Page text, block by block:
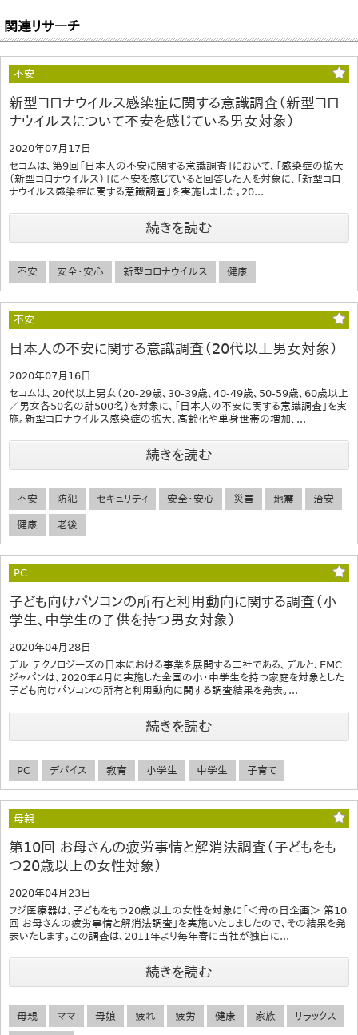
関連リサーチ
不安
新型コロナウイルス感染症に関する意識調査（新型コロ
ナウイルスについて不安を感じている男女対象）
2020年07月17日
セコムは、第9回「日本人の不安に関する意識調査」において、「感染症の拡大
（新型コロナウイルス）」に不安を感じていると回答した人を対象に、「新型コロ
ナウイルス感染症に関する意識調査」を実施しました。20...
続きを読む
不安 安全・安心 新型コロナウイルス 健康
不安
日本人の不安に関する意識調査（20代以上男女対象）
2020年07月16日
セコムは、20代以上男女（20-29歳、30-39歳、40-49歳、50-59歳、60歳以上
／男女各50名の計500名）を対象に、「日本人の不安に関する意識調査」を実
施。新型コロナウイルス感染症の拡大、高齢化や単身世帯の増加、...
続きを読む
不安 防犯 セキュリティ 安全・安心 災害 地震 治安
健康 老後
PC
子ども向けパソコンの所有と利用動向に関する調査（小
学生、中学生の子供を持つ男女対象）
2020年04月28日
デル テクノロジーズの日本における事業を展開する二社である、デルと、EMC
ジャパンは、2020年4月に実施した全国の小・中学生を持つ家庭を対象とした
子ども向けパソコンの所有と利用動向に関する調査結果を発表。...
続きを読む
PC デバイス 教育 小学生 中学生 子育て
母親
第10回 お母さんの疲労事情と解消法調査（子どもをも
つ20歳以上の女性対象）
2020年04月23日
フジ医療器は、子どもをもつ20歳以上の女性を対象に「＜母の日企画＞ 第10
回 お母さんの疲労事情と解消法調査」を実施いたしましたので、その結果を発
表いたします。この調査は、2011年より毎年春に当社が独自に...
続きを読む
母親 ママ 母娘 疲れ 疲労 健康 家族 リラックス